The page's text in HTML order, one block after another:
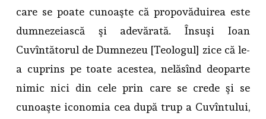
care se poate cunoaşte că propovăduirea este
dumnezeiască şi adevărată. Însuşi Ioan
Cuvîntătorul de Dumnezeu [Teologul] zice că le-
a cuprins pe toate acestea, nelăsînd deoparte
nimic nici din cele prin care se crede şi se
cunoaşte iconomia cea după trup a Cuvîntului,